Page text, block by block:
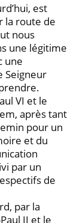
est
la route de
nous
une légitime
une
Seigneur
VI et le
après tant
pour un
et du
par un
de
par la
II et le